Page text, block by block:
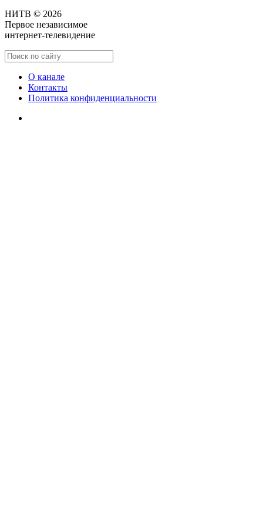
НИТВ © 2026
Первое независимое
интернет-телевидение
О канале
Контакты
Политика конфиденциальности